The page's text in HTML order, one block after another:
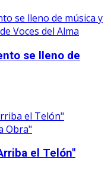
se lleno de
el Telón"